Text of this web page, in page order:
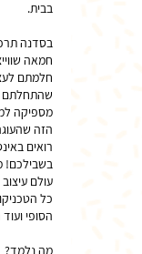
בסדנה
חמאה
חלמתם
שהתחלתם
מספיקה
הזה
רואים
בשבילכם!
עולם
כל